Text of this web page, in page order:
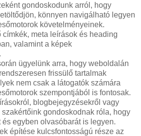
gondoskodunk arról, hogy
könnyen navigálható legyen
követelményeinek.
meta leírások és heading
valamint a képek
ügyelünk arra, hogy weboldalán
frissülő tartalmak
nem csak a látogatók számára
szempontjából is fontosak.
blogbejegyzésekről vagy
gondoskodnak róla, hogy
egyben olvasóbarát is legyen.
építése kulcsfontosságú része az